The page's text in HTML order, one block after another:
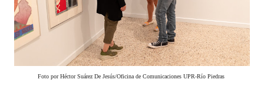
Foto por Héctor Suárez De Jesús/Oficina de Comunicaciones UPR-Río Piedras